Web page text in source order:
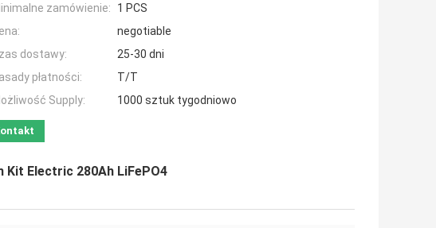
zamówienie:
1 PCS
negotiable
dostawy:
25-30 dni
płatności:
T/T
Supply:
1000 sztuk tygodniowo
Electric 280Ah LiFePO4